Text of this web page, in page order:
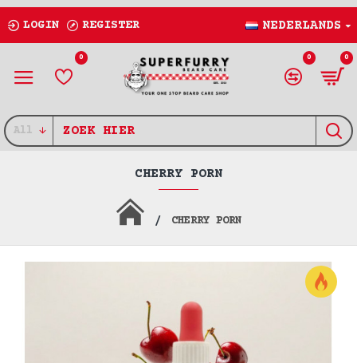
LOGIN REGISTER NEDERLANDS
0 0 0
All
CHERRY PORN
CHERRY PORN